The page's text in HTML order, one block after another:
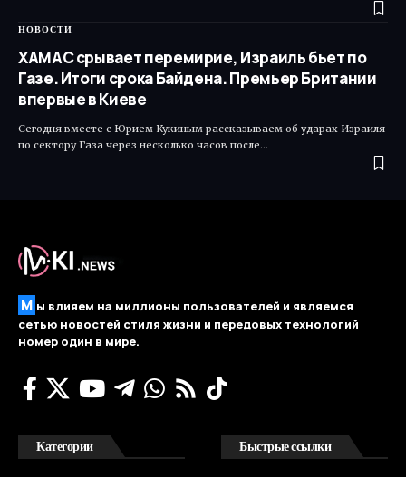
НОВОСТИ
ХАМАС срывает перемирие, Израиль бьет по
Газе. Итоги срока Байдена. Премьер Британии
впервые в Киеве
Сегодня вместе с Юрием Кукиным рассказываем об ударах Израиля
по сектору Газа через несколько часов после…
М ы влияем на миллионы пользователей и являемся
сетью новостей стиля жизни и передовых технологий
номер один в мире.
Категории Быстрые ссылки